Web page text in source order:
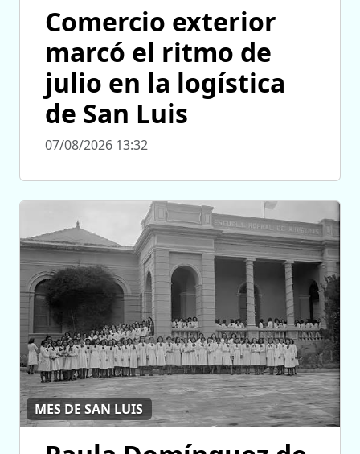
Comercio exterior
marcó el ritmo de
julio en la logística
de San Luis
07/08/2026 13:32
MES DE SAN LUIS